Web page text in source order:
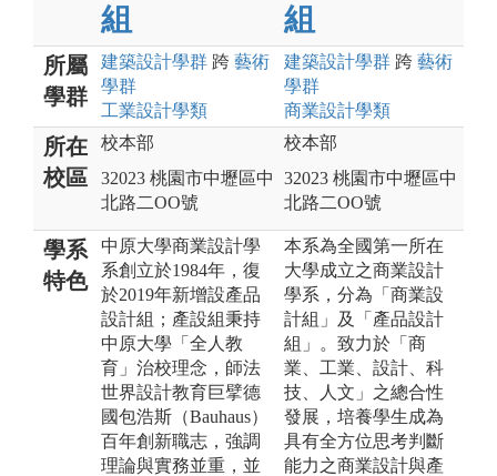
組
組
所屬
學群
建築設計學群 跨 藝術
學群
工業設計學類
建築設計學群 跨 藝術
學群
商業設計學類
所在
校區
校本部
32023 桃園市中壢區中
北路二OO號
校本部
32023 桃園市中壢區中
北路二OO號
學系
特色
中原大學商業設計學
系創立於1984年，復
於2019年新增設產品
設計組；產設組秉持
中原大學「全人教
育」治校理念，師法
世界設計教育巨擘德
國包浩斯（Bauhaus）
百年創新職志，強調
理論與實務並重，並
本系為全國第一所在
大學成立之商業設計
學系，分為「商業設
計組」及「產品設計
組」。致力於「商
業、工業、設計、科
技、人文」之總合性
發展，培養學生成為
具有全方位思考判斷
能力之商業設計與產